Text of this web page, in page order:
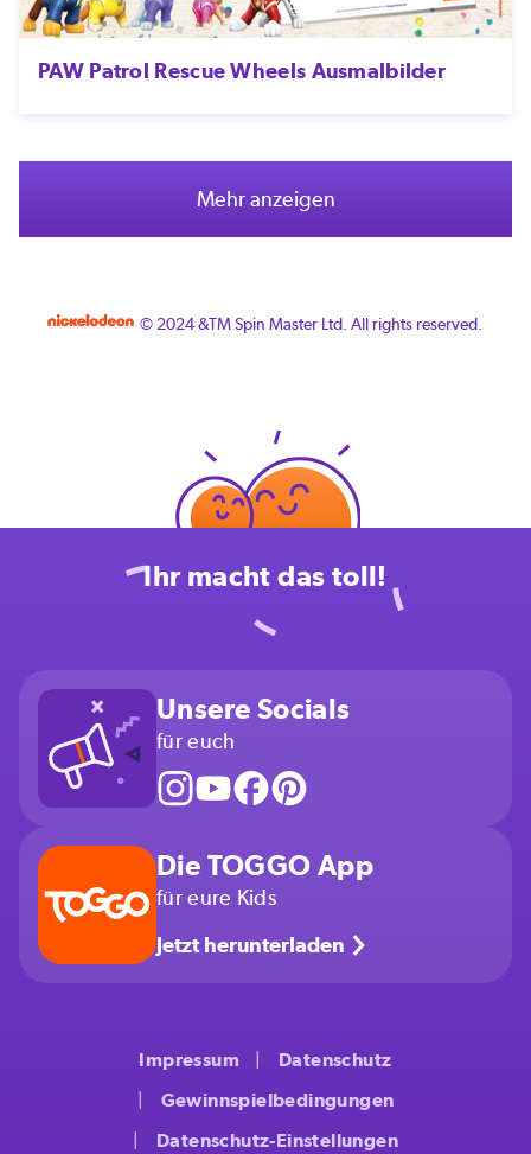
PAW Patrol Rescue Wheels Ausmalbilder
Mehr anzeigen
© 2024 &TM Spin Master Ltd. All rights reserved.
Ihr macht das toll!
Unsere Socials
für euch
Die TOGGO App
für eure Kids
Jetzt herunterladen
Impressum
Datenschutz
Gewinnspielbedingungen
Datenschutz-Einstellungen